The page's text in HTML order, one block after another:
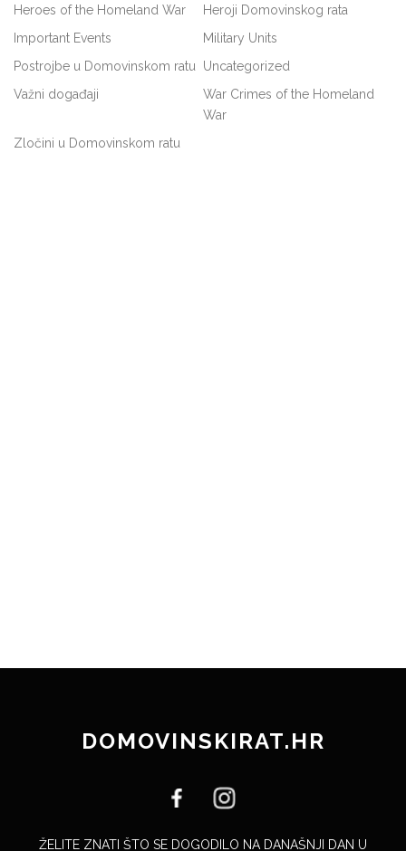
Heroes of the Homeland War
Heroji Domovinskog rata
Important Events
Military Units
Postrojbe u Domovinskom ratu
Uncategorized
Važni događaji
War Crimes of the Homeland
War
Zločini u Domovinskom ratu
DOMOVINSKIRAT.HR
ŽELITE ZNATI ŠTO SE DOGODILO NA DANAŠNJI DAN U